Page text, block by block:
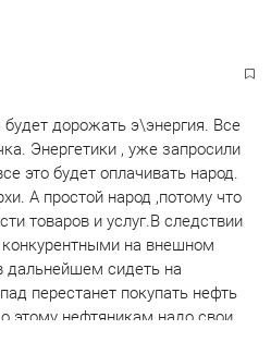
превысило.
знают.
такой затык, делать?
сделав курс рубля
дорожать э\энергия. Все
Энергетики , уже запросили
это будет оплачивать народ.
А простой народ ,потому что
товаров и услуг.В следствии
на внешном
дальнейшем сидеть на
перестанет покупать нефть
этому нефтяникам надо свои
за счет народа. 35 лет